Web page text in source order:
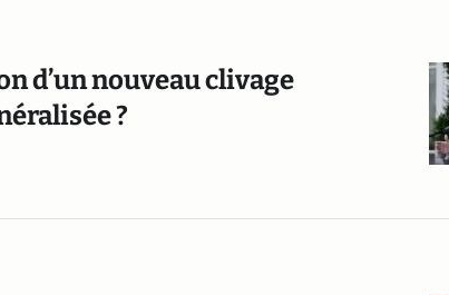
d’un nouveau clivage
?